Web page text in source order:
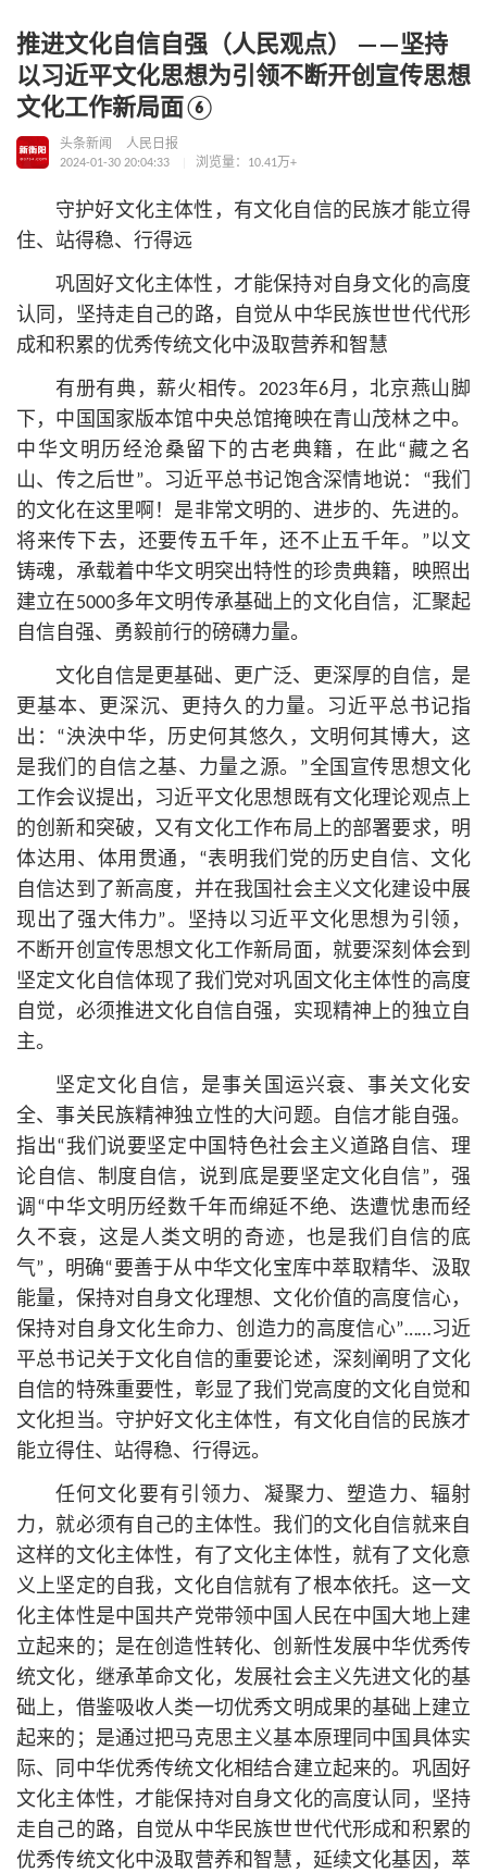
推进文化自信自强（人民观点） ——坚持
以习近平文化思想为引领不断开创宣传思想
文化工作新局面⑥
头条新闻
人民日报
2024-01-30 20:04:33
浏览量：10.41万+
守护好文化主体性，有文化自信的民族才能立得
住、站得稳、行得远
巩固好文化主体性，才能保持对自身文化的高度
认同，坚持走自己的路，自觉从中华民族世世代代形
成和积累的优秀传统文化中汲取营养和智慧
有册有典，薪火相传。2023年6月，北京燕山脚
下，中国国家版本馆中央总馆掩映在青山茂林之中。
中华文明历经沧桑留下的古老典籍，在此“藏之名
山、传之后世”。习近平总书记饱含深情地说：“我们
的文化在这里啊！是非常文明的、进步的、先进的。
将来传下去，还要传五千年，还不止五千年。”以文
铸魂，承载着中华文明突出特性的珍贵典籍，映照出
建立在5000多年文明传承基础上的文化自信，汇聚起
自信自强、勇毅前行的磅礴力量。
文化自信是更基础、更广泛、更深厚的自信，是
更基本、更深沉、更持久的力量。习近平总书记指
出：“泱泱中华，历史何其悠久，文明何其博大，这
是我们的自信之基、力量之源。”全国宣传思想文化
工作会议提出，习近平文化思想既有文化理论观点上
的创新和突破，又有文化工作布局上的部署要求，明
体达用、体用贯通，“表明我们党的历史自信、文化
自信达到了新高度，并在我国社会主义文化建设中展
现出了强大伟力”。坚持以习近平文化思想为引领，
不断开创宣传思想文化工作新局面，就要深刻体会到
坚定文化自信体现了我们党对巩固文化主体性的高度
自觉，必须推进文化自信自强，实现精神上的独立自
主。
坚定文化自信，是事关国运兴衰、事关文化安
全、事关民族精神独立性的大问题。自信才能自强。
指出“我们说要坚定中国特色社会主义道路自信、理
论自信、制度自信，说到底是要坚定文化自信”，强
调“中华文明历经数千年而绵延不绝、迭遭忧患而经
久不衰，这是人类文明的奇迹，也是我们自信的底
气”，明确“要善于从中华文化宝库中萃取精华、汲取
能量，保持对自身文化理想、文化价值的高度信心，
保持对自身文化生命力、创造力的高度信心”……习近
平总书记关于文化自信的重要论述，深刻阐明了文化
自信的特殊重要性，彰显了我们党高度的文化自觉和
文化担当。守护好文化主体性，有文化自信的民族才
能立得住、站得稳、行得远。
任何文化要有引领力、凝聚力、塑造力、辐射
力，就必须有自己的主体性。我们的文化自信就来自
这样的文化主体性，有了文化主体性，就有了文化意
义上坚定的自我，文化自信就有了根本依托。这一文
化主体性是中国共产党带领中国人民在中国大地上建
立起来的；是在创造性转化、创新性发展中华优秀传
统文化，继承革命文化，发展社会主义先进文化的基
础上，借鉴吸收人类一切优秀文明成果的基础上建立
起来的；是通过把马克思主义基本原理同中国具体实
际、同中华优秀传统文化相结合建立起来的。巩固好
文化主体性，才能保持对自身文化的高度认同，坚持
走自己的路，自觉从中华民族世世代代形成和积累的
优秀传统文化中汲取营养和智慧，延续文化基因，萃